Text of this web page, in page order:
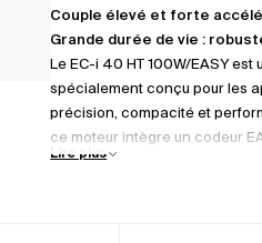
Couple élevé et forte
Grande durée de vie :
Le EC-i 40 HT 100W/EASY
spécialement conçu pour les
précision, compacité et
ce moteur intègre un codeur
une excellente résolution de
Lire plus